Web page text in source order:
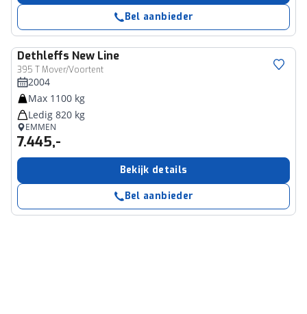
Bel aanbieder
Dethleffs New Line
395 T Mover/Voortent
2004
Max 1100 kg
Ledig 820 kg
EMMEN
7.445,-
Bekijk details
Bel aanbieder